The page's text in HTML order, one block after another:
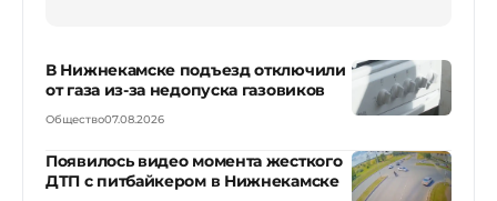
В Нижнекамске подъезд отключили
от газа из-за недопуска газовиков
Общество07.08.2026
Появилось видео момента жесткого
ДТП с питбайкером в Нижнекамске